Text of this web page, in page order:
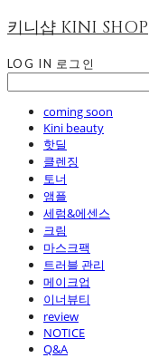
키니샵 KINI SHOP
LOG IN 로그인
coming soon
Kini beauty
핫딜
클렌징
토너
앰플
세럼&에센스
크림
마스크팩
트러블 관리
메이크업
이너뷰티
review
NOTICE
Q&A